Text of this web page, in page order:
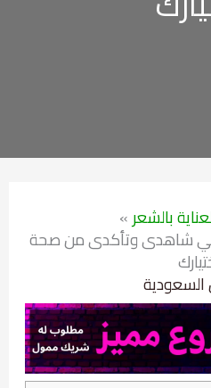
بالشعر
شاهدى وتأكدى من صحة